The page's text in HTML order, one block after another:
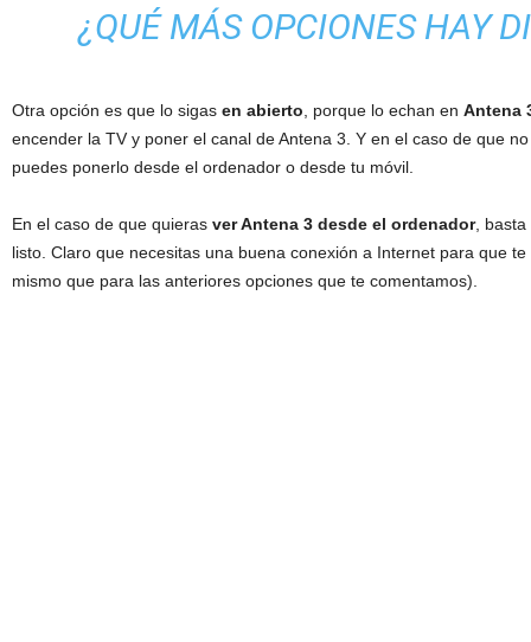
¿QUÉ MÁS OPCIONES HAY
Otra opción es que lo sigas en abierto, porque lo echan en Antena
encender la TV y poner el canal de Antena 3. Y en el caso de que
puedes ponerlo desde el ordenador o desde tu móvil.
En el caso de que quieras ver Antena 3 desde el ordenador,
listo. Claro que necesitas una buena conexión a Internet para que
mismo que para las anteriores opciones que te comentamos).